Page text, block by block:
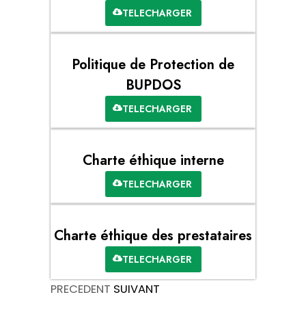
TELECHARGER
Politique de Protection de
BUPDOS
TELECHARGER
Charte éthique interne
TELECHARGER
Charte éthique des prestataires
TELECHARGER
PRECEDENT SUIVANT